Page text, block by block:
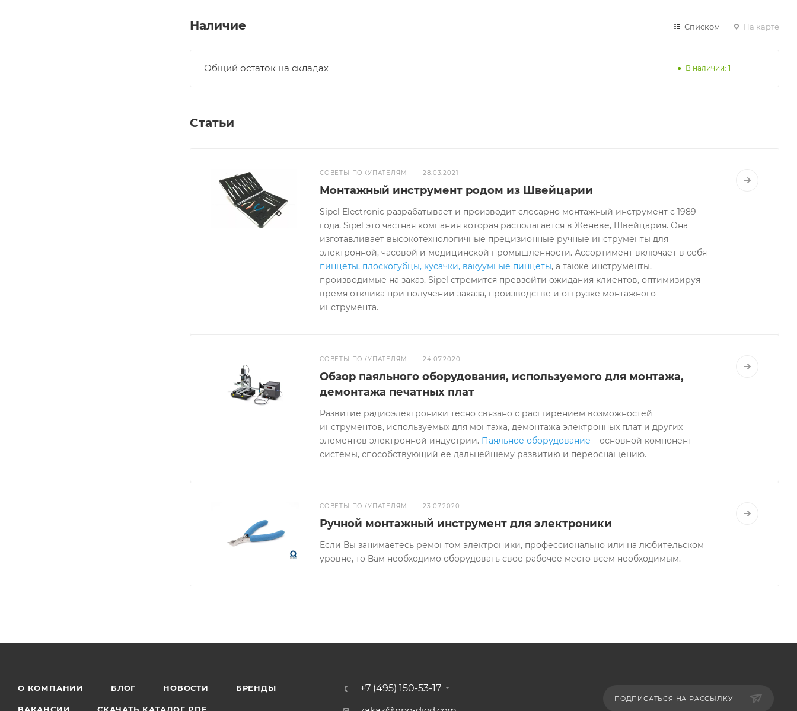
Наличие Списком На карте
Общий остаток на складах В наличии: 1
Статьи
СОВЕТЫ ПОКУПАТЕЛЯМ — 28.03.2021
Монтажный инструмент родом из Швейцарии
Sipel Electronic разрабатывает и производит слесарно монтажный инструмент с 1989
года. Sipel это частная компания которая располагается в Женеве, Швейцария. Она
изготавливает высокотехнологичные прецизионные ручные инструменты для
электронной, часовой и медицинской промышленности. Ассортимент включает в себя
пинцеты, плоскогубцы, кусачки, вакуумные пинцеты, а также инструменты,
производимые на заказ. Sipel стремится превзойти ожидания клиентов, оптимизируя
время отклика при получении заказа, производстве и отгрузке монтажного
инструмента.
СОВЕТЫ ПОКУПАТЕЛЯМ — 24.07.2020
Обзор паяльного оборудования, используемого для монтажа,
демонтажа печатных плат
Развитие радиоэлектроники тесно связано с расширением возможностей
инструментов, используемых для монтажа, демонтажа электронных плат и других
элементов электронной индустрии. Паяльное оборудование – основной компонент
системы, способствующий ее дальнейшему развитию и переоснащению.
СОВЕТЫ ПОКУПАТЕЛЯМ — 23.07.2020
Ручной монтажный инструмент для электроники
Если Вы занимаетесь ремонтом электроники, профессионально или на любительском
уровне, то Вам необходимо оборудовать свое рабочее место всем необходимым.
О КОМПАНИИ БЛОГ НОВОСТИ БРЕНДЫ
+7 (495) 150-53-17
ПОДПИСАТЬСЯ НА РАССЫЛКУ